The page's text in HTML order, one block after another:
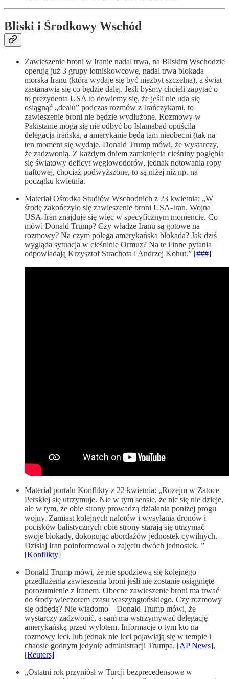
Bliski i Środkowy Wschód
Zawieszenie broni w Iranie nadal trwa, na Bliskim Wschodzie
operują już 3 grupy lotniskowcowe, nadal trwa blokada
morska Iranu (która wydaje się być niezbyt szczelna), a świat
zastanawia się co będzie dalej. Jeśli byśmy chcieli zapytać o
to prezydenta USA to dowiemy się, że jeśli nie uda się
osiągnąć „dealu” podczas rozmów z Irańczykami, to
zawieszenie broni nie będzie wydłużone. Rozmowy w
Pakistanie mogą się nie odbyć bo Islamabad opuściła
delegacja irańska, a amerykanie będą tam nieobecni (tak na
ten moment się wydaje. Donald Trump mówi, że wystarczy,
że zadzwonią. Z każdym dniem zamknięcia cieśniny pogłębia
się światowy deficyt węglowodorów, jednak notowania ropy
naftowej, chociaż podwyższone, to są niżej niż np. na
początku kwietnia.
Materiał Ośrodka Studiów Wschodnich z 23 kwietnia: „W
środę zakończyło się zawieszenie broni USA-Iran. Wojna
USA-Iran znajduje się więc w specyficznym momencie. Co
mówi Donald Trump? Czy władze Iranu są gotowe na
rozmowy? Na czym polega amerykańska blokada? Jak dziś
wygląda sytuacja w cieśninie Ormuz? Na te i inne pytania
odpowiadają Krzysztof Strachota i Andrzej Kohut.” [###]
Materiał portalu Konflikty z 22 kwietnia: „Rozejm w Zatoce
Perskiej się utrzymuje. Nie w tym sensie, że nic się nie dzieje,
ale w tym, że obie strony prowadzą działania poniżej progu
wojny. Zamiast kolejnych nalotów i wysyłania dronów i
pocisków balistycznych obie strony starają się utrzymać
swoje blokady, dokonując abordażów jednostek cywilnych.
Dzisiaj Iran poinformował o zajęciu dwóch jednostek. ”
[Konflikty]
Donald Trump mówi, że nie spodziewa się kolejnego
przedłużenia zawieszenia broni jeśli nie zostanie osiągnięte
porozumienie z Iranem. Obecne zawieszenie broni ma trwać
do środy wieczorem czasu waszyngtońskiego. Czy rozmowy
się odbędą? Nie wiadomo – Donald Trump mówi, że
wystarczy zadzwonić, a sam ma wstrzymywać delegację
amerykańską przed wylotem. Informacje o tym kto na
rozmowy leci, lub jednak nie leci pojawiają się w tempie i
chaosie godnym jedynie administracji Trumpa. [AP News],
[Reuters]
„Ostatni rok przyniósł w Turcji bezprecedensowe w